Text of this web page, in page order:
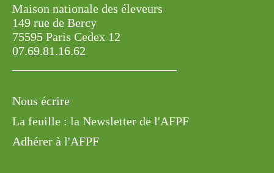
Maison nationale des éleveurs
149 rue de Bercy
75595 Paris Cedex 12
07.69.81.16.62
Nous écrire
La feuille : la Newsletter de l'AFPF
Adhérer à l'AFPF